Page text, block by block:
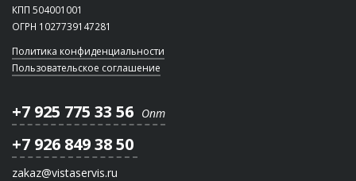
КПП 504001001
ОГРН 1027739147281
Политика конфиденциальности
Пользовательское соглашение
+7 925 775 33 56 Опт
+7 926 849 38 50
zakaz@vistaservis.ru